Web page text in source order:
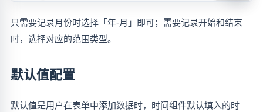
只需要记录月份时选择「年-月」即可；需要记录开始和结束
时，选择对应的范围类型。
默认值配置
默认值是用户在表单中添加数据时，时间组件默认填入的时